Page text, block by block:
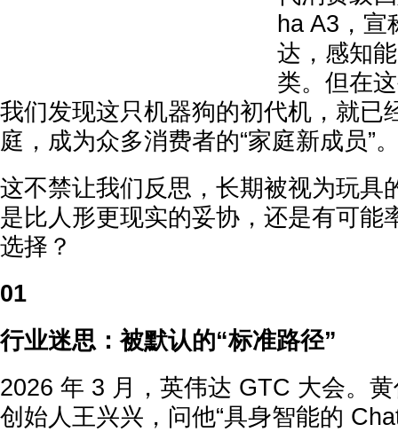
ha A3，宣
达，感知
类。但在
我们发现这只机器狗的初代机，就已
庭，成为众多消费者的“家庭新成员”
这不禁让我们反思，长期被视为玩具
是比人形更现实的妥协，还是有可能
选择？
01
行业迷思：被默认的“标准路径”
2026 年 3 月，英伟达 GTC 大会。
创始人王兴兴，问他“具身智能的